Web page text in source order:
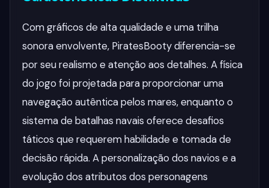
Com gráficos de alta qualidade e uma trilha
sonora envolvente, PiratesBooty diferencia-se
por seu realismo e atenção aos detalhes. A física
do jogo foi projetada para proporcionar uma
navegação autêntica pelos mares, enquanto o
sistema de batalhas navais oferece desafios
táticos que requerem habilidade e tomada de
decisão rápida. A personalização dos navios e a
evolução dos atributos dos personagens